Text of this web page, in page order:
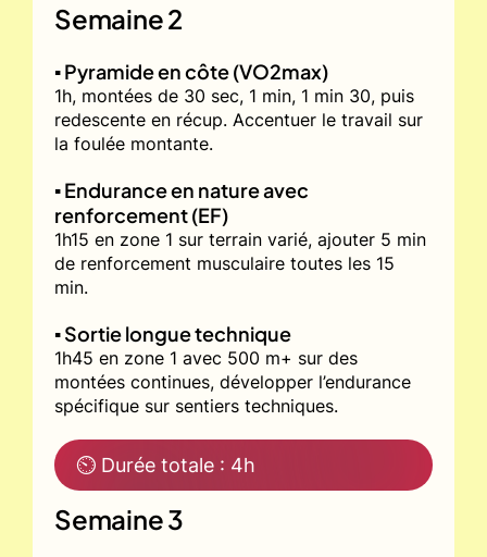
Semaine 2
▪️ Pyramide en côte (VO2max)
1h, montées de 30 sec, 1 min, 1 min 30, puis
redescente en récup. Accentuer le travail sur
la foulée montante.
▪️ Endurance en nature avec
renforcement (EF)
1h15 en zone 1 sur terrain varié, ajouter 5 min
de renforcement musculaire toutes les 15
min.
▪️ Sortie longue technique
1h45 en zone 1 avec 500 m+ sur des
montées continues, développer l’endurance
spécifique sur sentiers techniques.
⏲ Durée totale : 4h
Semaine 3